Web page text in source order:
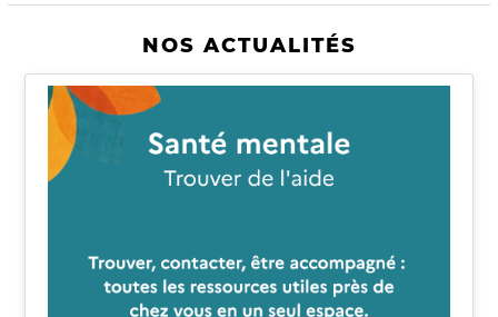
NOS ACTUALITÉS
Image